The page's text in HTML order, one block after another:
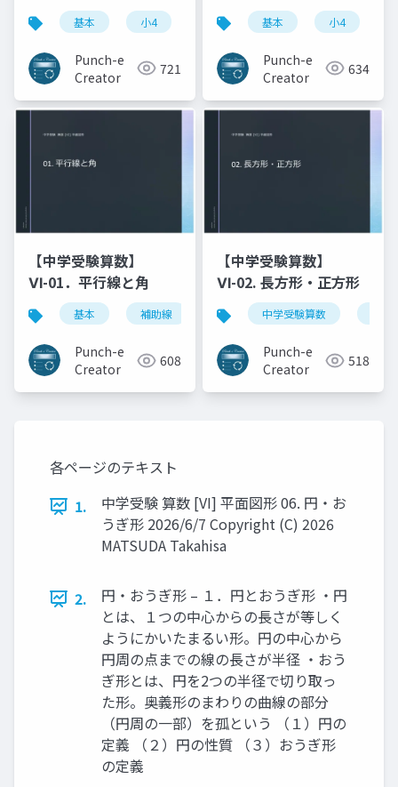
基本 小4 周期算 日付計算
Punch-e
Creator
721
基本 小4
Punch-e
Creator
634
【中学受験算数】
Ⅵ-01．平行線と角
基本 補助線 角度 小4
Punch-e
Creator
608
【中学受験算数】
Ⅵ-02. 長方形・正方形
中学受験算数
Punch-e
Creator
518
各ページのテキスト
1.
中学受験 算数 [VI] 平⾯図形 06. 円・お
うぎ形 2026/6/7 Copyright (C) 2026
MATSUDA Takahisa
2.
円・おうぎ形 – １．円とおうぎ形 ・円
とは、１つの中⼼からの⻑さが等しく
ようにかいたまるい形。円の中⼼から
円周の点までの線の⻑さが半径 ・おう
ぎ形とは、円を2つの半径で切り取っ
た形。奥義形のまわりの曲線の部分
（円周の⼀部）を孤という （１）円の
定義 （２）円の性質 （３）おうぎ形
の定義